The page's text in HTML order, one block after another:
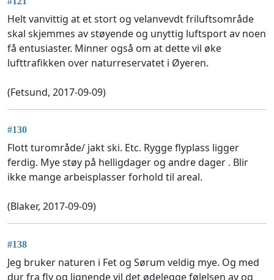
Helt vanvittig at et stort og velanvevdt friluftsområde
skal skjemmes av støyende og unyttig luftsport av noen
få entusiaster. Minner også om at dette vil øke
lufttrafikken over naturreservatet i Øyeren.
(Fetsund, 2017-09-09)
#130
Flott turområde/ jakt ski. Etc. Rygge flyplass ligger
ferdig. Mye støy på helligdager og andre dager . Blir
ikke mange arbeisplasser forhold til areal.
(Blaker, 2017-09-09)
#138
Jeg bruker naturen i Fet og Sørum veldig mye. Og med
dur fra fly og lignende vil det ødelegge følelsen av og